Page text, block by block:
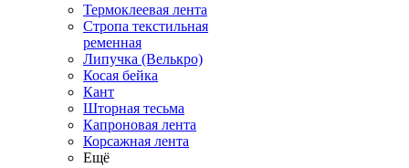
Термоклеевая лента
Стропа текстильная
ременная
Липучка (Велькро)
Косая бейка
Кант
Шторная тесьма
Капроновая лента
Корсажная лента
Ещё